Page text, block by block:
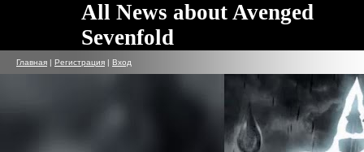
All News about Avenged
Sevenfold
Главная | Регистрация | Вход